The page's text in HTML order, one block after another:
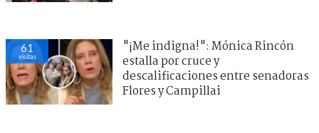
65
visitas
"¡Me indigna!": Mónica Rincón
estalla por cruce y
descalificaciones entre senadoras
Flores y Campillai